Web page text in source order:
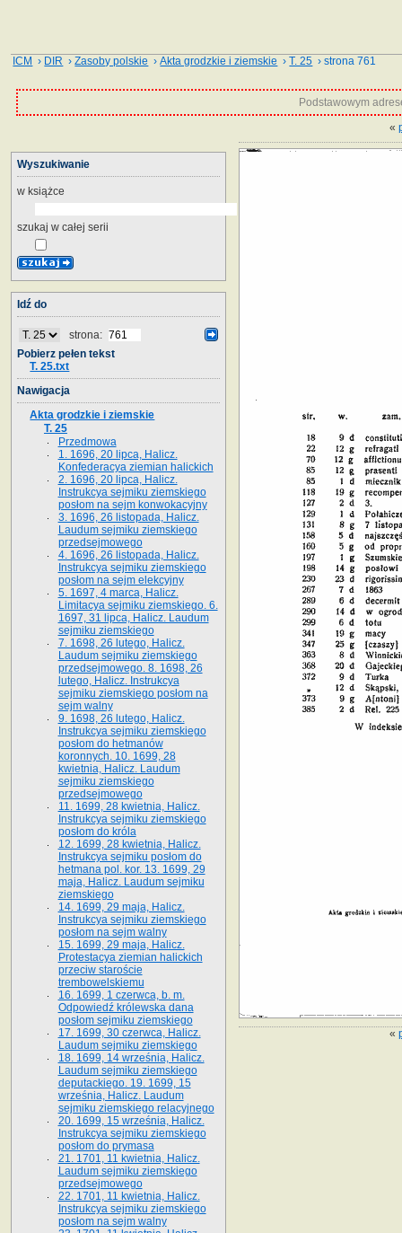
ICM › DIR ›Zasoby polskie ›Akta grodzkie i ziemskie ›T. 25 › strona 761
Podstawowym
«
«
Wyszukiwanie
w książce
szukaj w całej serii
Idź do
strona:
Pobierz pełen tekst
T. 25.txt
Nawigacja
Akta grodzkie i ziemskie
T. 25
Przedmowa
1. 1696, 20 lipca, Halicz.
Konfederacya ziemian halickich
2. 1696, 20 lipca, Halicz.
Instrukcya sejmiku ziemskiego
posłom na sejm konwokacyjny
3. 1696, 26 listopada, Halicz.
Laudum sejmiku ziemskiego
przedsejmowego
4. 1696, 26 listopada, Halicz.
Instrukcya sejmiku ziemskiego
posłom na sejm elekcyjny
5. 1697, 4 marca, Halicz.
Limitacya sejmiku ziemskiego. 6.
1697, 31 lipca, Halicz. Laudum
sejmiku ziemskiego
7. 1698, 26 lutego, Halicz.
Laudum sejmiku ziemskiego
przedsejmowego. 8. 1698, 26
lutego, Halicz. Instrukcya
sejmiku ziemskiego posłom na
sejm walny
9. 1698, 26 lutego, Halicz.
Instrukcya sejmiku ziemskiego
posłom do hetmanów
koronnych. 10. 1699, 28
kwietnia, Halicz. Laudum
sejmiku ziemskiego
przedsejmowego
11. 1699, 28 kwietnia, Halicz.
Instrukcya sejmiku ziemskiego
posłom do króla
12. 1699, 28 kwietnia, Halicz.
Instrukcya sejmiku posłom do
hetmana pol. kor. 13. 1699, 29
maja, Halicz. Laudum sejmiku
ziemskiego
14. 1699, 29 maja, Halicz.
Instrukcya sejmiku ziemskiego
posłom na sejm walny
15. 1699, 29 maja, Halicz.
Protestacya ziemian halickich
przeciw staroście
trembowelskiemu
16. 1699, 1 czerwca, b. m.
Odpowiedź królewska dana
posłom sejmiku ziemskiego
17. 1699, 30 czerwca, Halicz.
Laudum sejmiku ziemskiego
18. 1699, 14 września, Halicz.
Laudum sejmiku ziemskiego
deputackiego. 19. 1699, 15
września, Halicz. Laudum
sejmiku ziemskiego relacyjnego
20. 1699, 15 września, Halicz.
Instrukcya sejmiku ziemskiego
posłom do prymasa
21. 1701, 11 kwietnia, Halicz.
Laudum sejmiku ziemskiego
przedsejmowego
22. 1701, 11 kwietnia, Halicz.
Instrukcya sejmiku ziemskiego
posłom na sejm walny